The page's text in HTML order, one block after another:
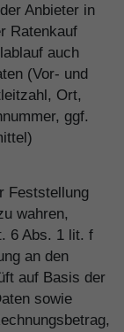
Anbieter in
Ratenkauf
auch
(Vor- und
Ort,
ggf.
Feststellung
wahren,
6 Abs. 1 lit. f
an den
auf Basis der
sowie